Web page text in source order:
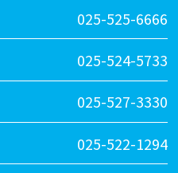
025-525-6666
025-524-5733
025-527-3330
025-522-1294